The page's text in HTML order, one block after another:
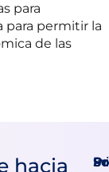
para
para permitir la
de las
hacia